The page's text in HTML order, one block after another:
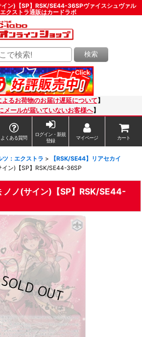
イン)【SP】RSK/SE44-36SPヴァイスシュヴァル
クストラ通販はカードラボ
検索
るお荷物のお届け遅延について 】
メールが届いていないお客様へ】
よくある質問
ログイン・新規
登録
マイページ カート
ツ：エクストラ >
【RSK/SE44】リアセカイ
イン)【SP】RSK/SE44-36SP
ノノ(サイン)【SP】RSK/SE44-